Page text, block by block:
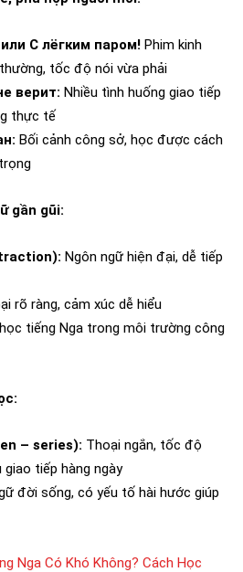
С лёгким паром! Phim kinh
tốc độ nói vừa phải
верит: Nhiều tình huống giao tiếp
thực tế
Bối cảnh công sở, học được cách
gần gũi:
Ngôn ngữ hiện đại, dễ tiếp
rõ ràng, cảm xúc dễ hiểu
tiếng Nga trong môi trường công
– series): Thoại ngắn, tốc độ
giao tiếp hàng ngày
đời sống, có yếu tố hài hước giúp
Nga Có Khó Không? Cách Học